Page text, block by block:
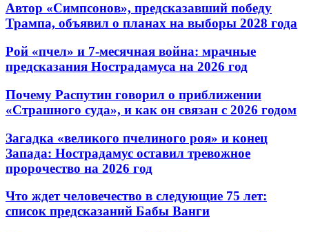
Автор «Симпсонов», предсказавший победу
Трампа, объявил о планах на выборы 2028 года
Рой «пчел» и 7-месячная война: мрачные
предсказания Нострадамуса на 2026 год
Почему Распутин говорил о приближении
«Страшного суда», и как он связан с 2026 годом
Загадка «великого пчелиного роя» и конец
Запада: Нострадамус оставил тревожное
пророчество на 2026 год
Что ждет человечество в следующие 75 лет:
список предсказаний Бабы Ванги